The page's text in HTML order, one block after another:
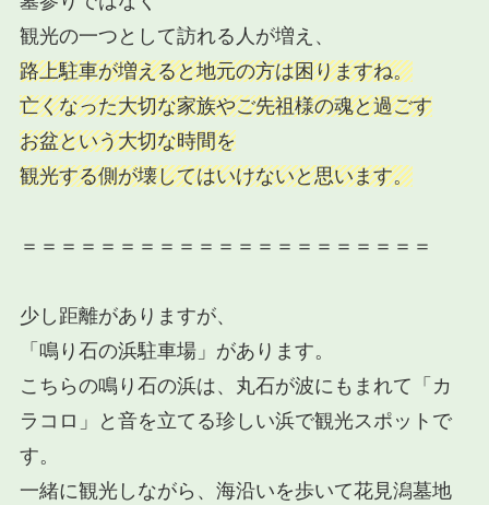
観光の一つとして訪れる人が増え、
路上駐車が増えると地元の方は困りますね。
亡くなった大切な家族やご先祖様の魂と過ごす
お盆という大切な時間を
観光する側が壊してはいけないと思います。
＝＝＝＝＝＝＝＝＝＝＝＝＝＝＝＝＝＝＝＝＝
少し距離がありますが、
「 鳴り石の浜駐車場」があります。
こちらの鳴り石の浜は、丸石が波にもまれて 「カ
ラコロ」と音を立てる珍しい浜で観光スポットで
す。
一緒に観光しながら、海沿いを歩いて花見潟墓地